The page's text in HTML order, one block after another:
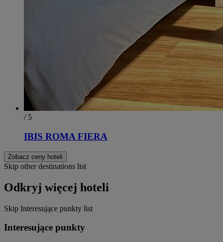
/ 5
IBIS ROMA FIERA
Zobacz ceny hoteli
Skip other destinations list
Odkryj więcej hoteli
Skip Interesujące punkty list
Interesujące punkty